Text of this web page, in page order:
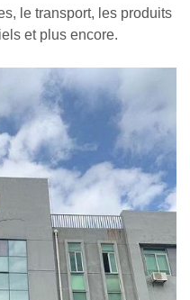
le transport, les produits
et plus encore.